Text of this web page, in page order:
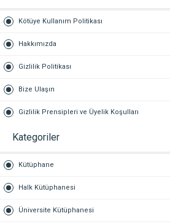
Kötüye Kullanım Politikası
Hakkımızda
Gizlilik Politikası
Bize Ulaşın
Gizlilik Prensipleri ve Üyelik Koşulları
Kategoriler
Kütüphane
Halk Kütüphanesi
Üniversite Kütüphanesi